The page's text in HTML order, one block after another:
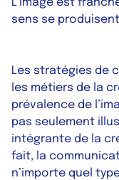
L’image est
sens se
Les stratégies de
les métiers de la
prévalence de
pas seulement
intégrante de la
fait, la
n’importe quel